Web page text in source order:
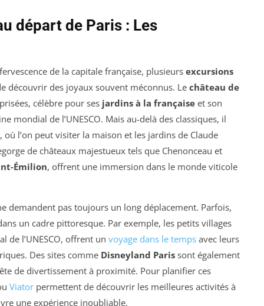
départ de Paris : Les
de la capitale française, plusieurs excursions
découvrir des joyaux souvent méconnus. Le château de
célèbre pour ses jardins à la française et son
mondial de l’UNESCO. Mais au-delà des classiques, il
, où l’on peut visiter la maison et les jardins de Claude
de châteaux majestueux tels que Chenonceau et
Émilion, offrent une immersion dans le monde viticole
demandent pas toujours un long déplacement. Parfois,
un cadre pittoresque. Par exemple, les petits villages
de l’UNESCO, offrent un voyage dans le temps avec leurs
Des sites comme Disneyland Paris sont également
de divertissement à proximité. Pour planifier ces
Viator permettent de découvrir les meilleures activités à
une expérience inoubliable.